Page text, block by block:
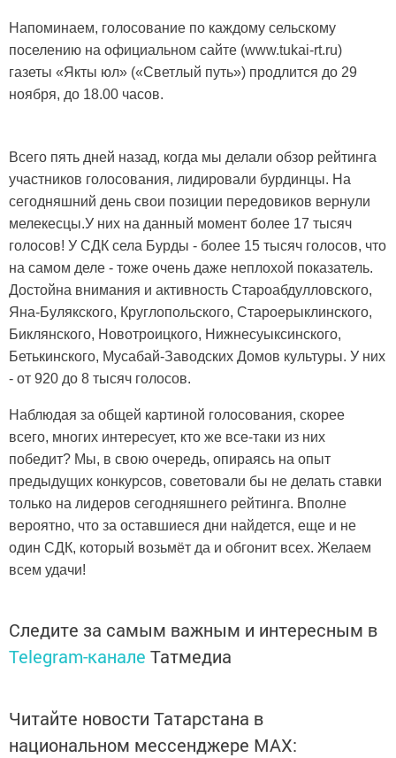
Напоминаем, голосование по каждому сельскому
поселению на официальном сайте (www.tukai-rt.ru)
газеты «Якты юл» («Светлый путь») продлится до 29
ноября, до 18.00 часов.
Всего пять дней назад, когда мы делали обзор рейтинга
участников голосования, лидировали бурдинцы. На
сегодняшний день свои позиции передовиков вернули
мелекесцы.У них на данный момент более 17 тысяч
голосов! У СДК села Бурды - более 15 тысяч голосов, что
на самом деле - тоже очень даже неплохой показатель.
Достойна внимания и активность Староабдулловского,
Яна-Булякского, Круглопольского, Староерыклинского,
Биклянского, Новотроицкого, Нижнесуыксинского,
Бетькинского, Мусабай-Заводских Домов культуры. У них
- от 920 до 8 тысяч голосов.
Наблюдая за общей картиной голосования, скорее
всего, многих интересует, кто же все-таки из них
победит? Мы, в свою очередь, опираясь на опыт
предыдущих конкурсов, советовали бы не делать ставки
только на лидеров сегодняшнего рейтинга. Вполне
вероятно, что за оставшиеся дни найдется, еще и не
один СДК, который возьмёт да и обгонит всех. Желаем
всем удачи!
Следите за самым важным и интересным в
Telegram-канале Татмедиа
Читайте новости Татарстана в
национальном мессенджере MАХ: